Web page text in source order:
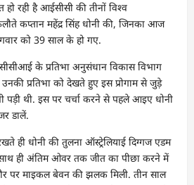
हो रही है आईसीसी की तीनों विश्व
कप्तान महेंद्र सिंह धोनी की, जिनका आज
को 39 साल के हो गए.
के प्रतिभा अनुसंधान विकास विभाग
प्रतिभा को देखते हुए इस प्रोगाम से जुड़े
पड़ी थी. इस पर चर्चा करने से पहले आइए धोनी
डालें.
ही धोनी की तुलना ऑस्ट्रेलियाई दिग्गज एडम
ही अंतिम ओवर तक जीत का पीछा करने में
पर माइकल बेवन की झलक मिली. तीन साल